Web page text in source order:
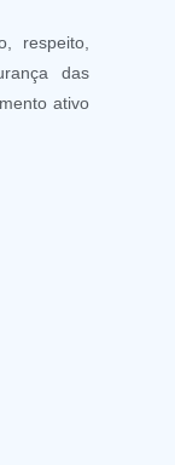
respeito,
das
ativo